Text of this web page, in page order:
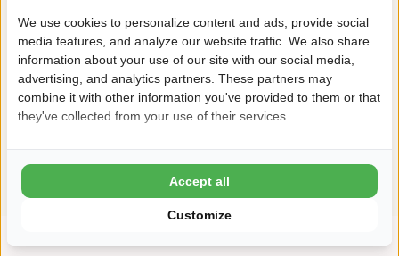
We use cookies to personalize content and ads, provide social
media features, and analyze our website traffic. We also share
information about your use of our site with our social media,
advertising, and analytics partners. These partners may
combine it with other information you've provided to them or that
they've collected from your use of their services.
Customize
Accept all